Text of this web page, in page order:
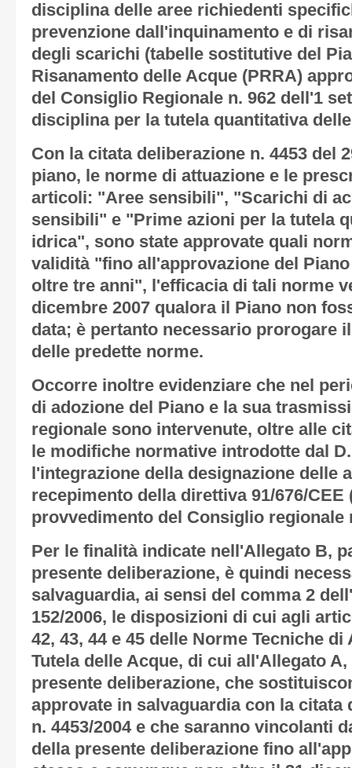
disciplina delle aree richiedenti
prevenzione dall'inquinamento e di
degli scarichi (tabelle sostitutive del
Risanamento delle Acque (PRRA)
del Consiglio Regionale n. 962 dell'1
disciplina per la tutela quantitativa
Con la citata deliberazione n. 4453 del
piano, le norme di attuazione e le
articoli: "Aree sensibili", "Scarichi di
sensibili" e "Prime azioni per la tutela
idrica", sono state approvate quali
validità "fino all'approvazione del
oltre tre anni", l'efficacia di tali norme
dicembre 2007 qualora il Piano non
data; è pertanto necessario prorogare
delle predette norme.
Occorre inoltre evidenziare che nel
di adozione del Piano e la sua
regionale sono intervenute, oltre alle
le modifiche normative introdotte dal
l'integrazione della designazione delle
recepimento della direttiva 91/676/
provvedimento del Consiglio regionale
Per le finalità indicate nell'Allegato B,
presente deliberazione, è quindi
salvaguardia, ai sensi del comma 2
152/2006, le disposizioni di cui agli
42, 43, 44 e 45 delle Norme Tecniche
Tutela delle Acque, di cui all'Allegato A,
presente deliberazione, che
approvate in salvaguardia con la citata
n. 4453/2004 e che saranno vincolanti
della presente deliberazione fino